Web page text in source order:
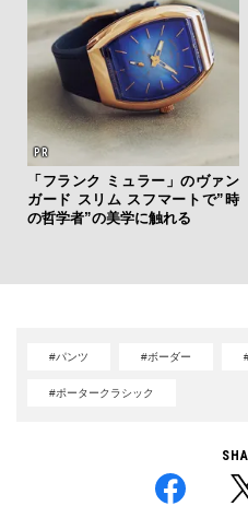
「フランク ミュラー」のヴァン
ガード スリム スフマートで”時
の哲学者”の美学に触れる
#パンツ #ボーダー
#ポータークラシック